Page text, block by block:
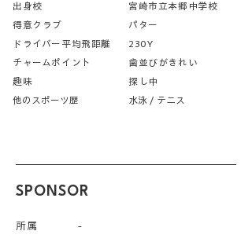
​出身校
得意クラブ
ドライバー平均飛距離
チャームポイント
​趣味
​他のスポーツ歴
宮崎市立本郷中学校
パター
230Y
歯並びがきれい
探し中
​水泳 / テニス
SPONSOR
所属 -